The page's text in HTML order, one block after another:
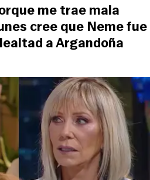
me trae mala
cree que Neme fue
a Argandoña